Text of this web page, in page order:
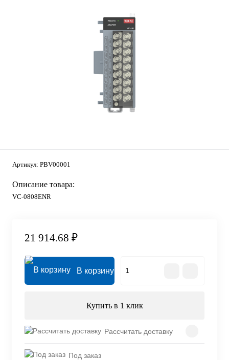
Артикул: PBV00001
Описание товара:
VC-0808ENR
21 914.68 ₽
В корзину
Купить в 1 клик
Рассчитать доставку
Под заказ